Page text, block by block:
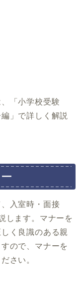
、「小学校受験
」で詳しく解説
入室時・面接
します。マナーを
く良識のある親
ので、マナーを
さい。